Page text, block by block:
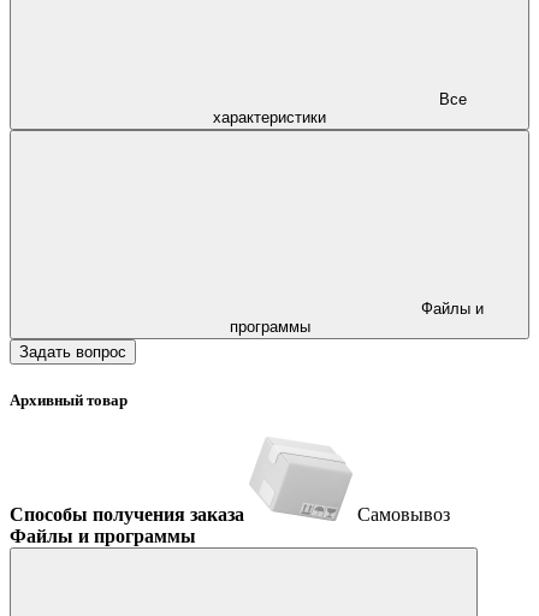
характеристики
программы
Задать вопрос
Архивный товар
Способы получения заказа
Самовывоз
Файлы и программы